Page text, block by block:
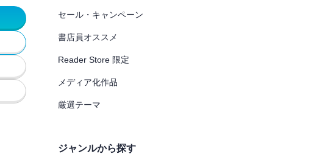
セール・キャンペーン
書店員オススメ
Reader Store 限定
メディア化作品
厳選テーマ
ジャンルから探す